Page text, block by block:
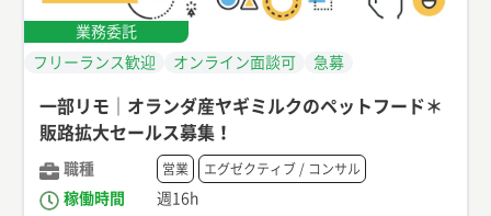
業務委託
フリーランス歓迎
オンライン面談可 急募
一部リモ｜オランダ産ヤギミルクのペットフード＊
販路拡大セールス募集！
職種 営業 エグゼクティブ / コンサル
稼働時間
週16h